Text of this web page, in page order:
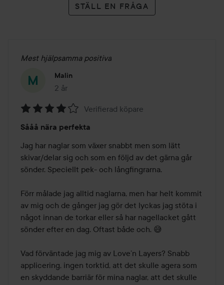
STÄLL EN FRÅGA
Mest hjälpsamma positiva
Malin
2 år
Inlägget skapades 2 år
4
av
5
Verifierad köpare
Sååå nära perfekta
Jag har naglar som växer snabbt men som lätt
skivar/delar sig och som en följd av det gärna går
sönder. Speciellt pek- och långfingrarna.
Förr målade jag alltid naglarna, men har helt kommit
av mig och de gånger jag gör det lyckas jag stöta i
något innan de torkar eller så har nagellacket gått
sönder efter en dag. Oftast både och. 😅
Vad förväntade jag mig av Love’n Layers? Snabb
applicering, ingen torktid, att det skulle agera som
en skyddande barriär för mina naglar, att det skulle